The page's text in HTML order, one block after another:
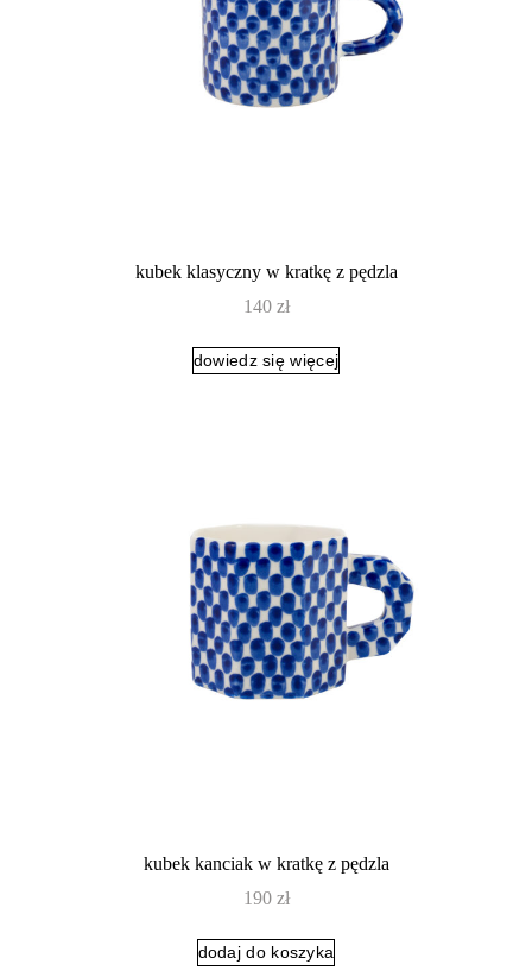
kubek klasyczny w kratkę z pędzla
140 zł
dowiedz się więcej
kubek kanciak w kratkę z pędzla
190 zł
dodaj do koszyka